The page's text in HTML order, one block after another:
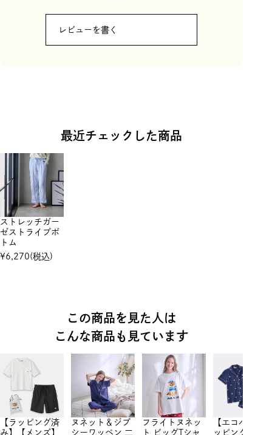
レビューを書く
最近チェックした商品
ストレッチガー
ゼストライプボ
トム
¥6,270(税込)
この商品を見た人は
こんな商品も見ています
【ラッピング済
み】【メンズ】
ヌネット＆ジプ
シーワッペン 二
フライトヌネッ
ト ビッグTシャ
【エコバッグラ
ッピング】ヌネ